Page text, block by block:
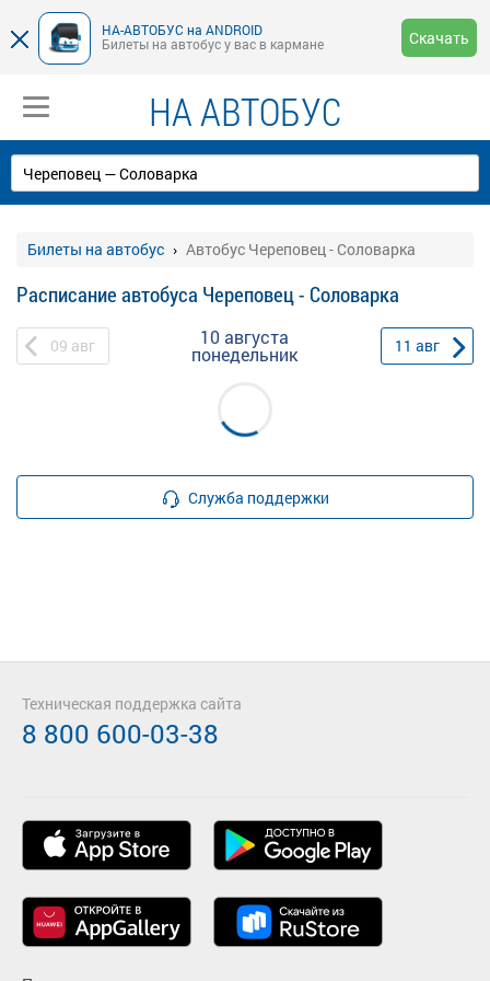
НА-АВТОБУС на ANDROID
Билеты на автобус у вас в кармане
Скачать
НА АВТОБУС
Билеты на автобус Автобус Череповец - Соловарка
Расписание автобуса Череповец - Соловарка
09 авг 10 августа
понедельник 11 авг
Служба поддержки
Техническая поддержка сайта
8 800 600-03-38